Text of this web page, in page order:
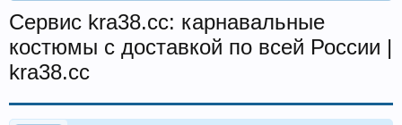
Сервис kra38.cc: карнавальные
костюмы с доставкой по всей России |
kra38.cc